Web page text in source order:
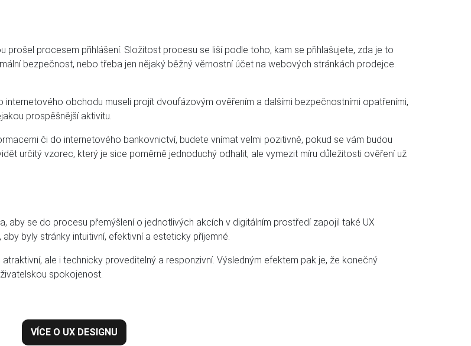
prošel procesem přihlášení. Složitost procesu se liší podle toho, kam se přihlašujete, zda je to
bezpečnost, nebo třeba jen nějaký běžný věrnostní účet na webových stránkách prodejce.
obchodu museli projít dvoufázovým ověřením a dalšími bezpečnostními opatřeními,
prospěšnější aktivitu.
či do internetového bankovnictví, budete vnímat velmi pozitivně, pokud se vám budou
určitý vzorec, který je sice poměrně jednoduchý odhalit, ale vymezit míru důležitosti ověření už
aby se do procesu přemýšlení o jednotlivých akcích v digitálním prostředí zapojil také UX
byly stránky intuitivní, efektivní a esteticky příjemné.
ale i technicky proveditelný a responzivní. Výsledným efektem pak je, že konečný
spokojenost.
VÍCE O UX DESIGNU